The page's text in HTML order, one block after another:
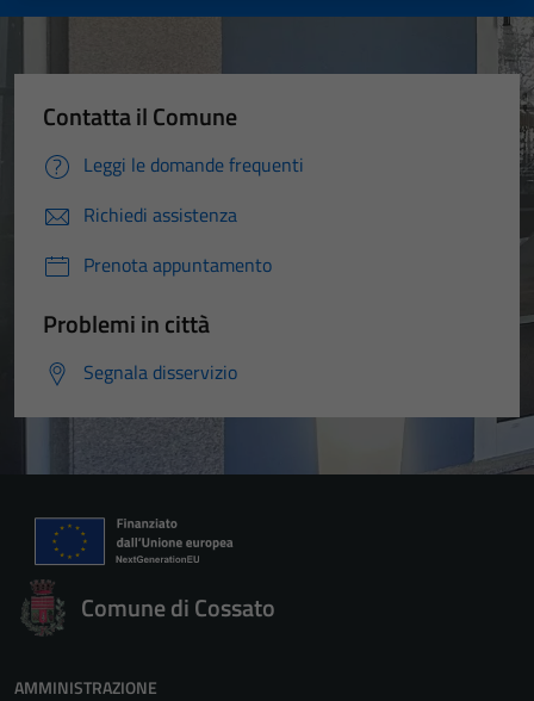
Contatta il Comune
Leggi le domande frequenti
Richiedi assistenza
Prenota appuntamento
Problemi in città
Segnala disservizio
Comune di Cossato
AMMINISTRAZIONE